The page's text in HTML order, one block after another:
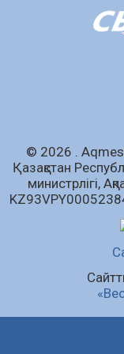
Құрылтай
танытатын
Қызылордада
болашақ» атты
Open Air:
қауіпсіздігін
© 2026 .
Қазақстан
министрлігі,